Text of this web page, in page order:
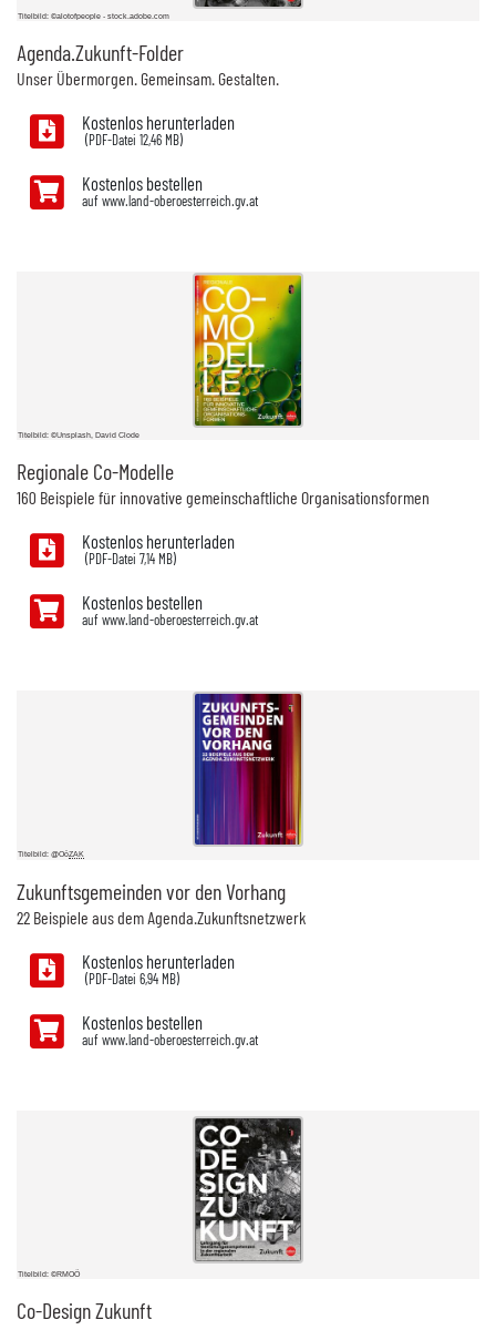
Titelbild: ©alotofpeople - stock.adobe.com
Agenda.Zukunft-Folder
Unser Übermorgen. Gemeinsam. Gestalten.
Kostenlos herunterladen
12,46 MB)
Kostenlos bestellen
auf www.land-oberoesterreich.gv.at
Titelbild: ©Unsplash, David Clode
Regionale Co-Modelle
160 Beispiele für innovative gemeinschaftliche Organisationsformen
Kostenlos herunterladen
7,14 MB)
Kostenlos bestellen
auf www.land-oberoesterreich.gv.at
Titelbild: @OöZAK
Zukunftsgemeinden vor den Vorhang
22 Beispiele aus dem Agenda.Zukunftsnetzwerk
Kostenlos herunterladen
6,94 MB)
Kostenlos bestellen
auf www.land-oberoesterreich.gv.at
Titelbild: ©RMOÖ
Co-DesignZukunft